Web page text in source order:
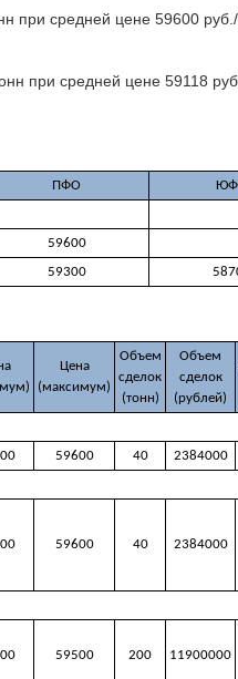
при средней цене 59600
при средней цене 59118
ПФО
59600
59300
Цена
(максимум)
Объем
сделок
(тонн)
Объем
сделок
(рублей)
59600 40 2384000
59600 40 2384000
59500 200 11900000